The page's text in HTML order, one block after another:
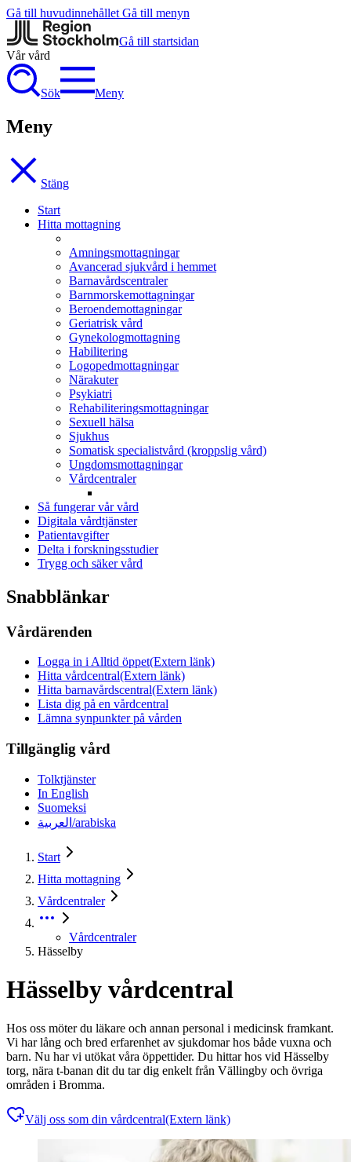
Gå till huvudinnehållet Gå till menyn
Gå till startsidan
Vår vård
Sök Meny
Meny
Stäng
Start
Hitta mottagning
Amningsmottagningar
Avancerad sjukvård i hemmet
Barnavårdscentraler
Barnmorskemottagningar
Beroendemottagningar
Geriatrisk vård
Gynekologmottagning
Habilitering
Logopedmottagningar
Närakuter
Psykiatri
Rehabiliteringsmottagningar
Sexuell hälsa
Sjukhus
Somatisk specialistvård (kroppslig vård)
Ungdomsmottagningar
Vårdcentraler
Så fungerar vår vård
Digitala vårdtjänster
Patientavgifter
Delta i forskningsstudier
Trygg och säker vård
Snabblänkar
Vårdärenden
Logga in i Alltid öppet(Extern länk)
Hitta vårdcentral(Extern länk)
Hitta barnavårdscentral(Extern länk)
Lista dig på en vårdcentral
Lämna synpunkter på vården
Tillgänglig vård
Tolktjänster
In English
Suomeksi
العربية/arabiska
Start
Hitta mottagning
Vårdcentraler
Vårdcentraler
Hässelby
Hässelby vårdcentral
Hos oss möter du läkare och annan personal i medicinsk framkant.
Vi har lång och bred erfarenhet av sjukdomar hos både vuxna och
barn. Nu har vi utökat våra öppettider. Du hittar hos vid Hässelby
torg, nära t-banan dit du tar dig enkelt från Vällingby och övriga
områden i Bromma.
Välj oss som din vårdcentral(Extern länk)